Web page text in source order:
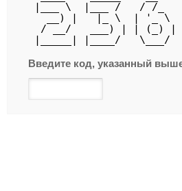
|___ \  |___ /   / /_
__) |   |_ \  | '_ \
/ __/   ___) | | (_) |
|_____| |____/   \___/
Введите код, указанный